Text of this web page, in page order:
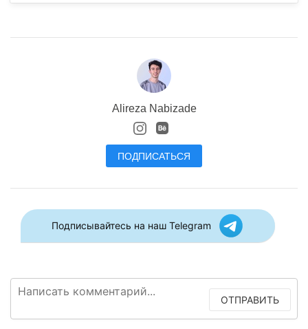
Alireza Nabizade
ПОДПИСАТЬСЯ
Подписывайтесь на наш Telegram
ОТПРАВИТЬ